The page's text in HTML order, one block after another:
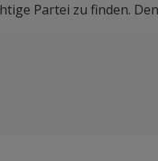
Partei zu finden.